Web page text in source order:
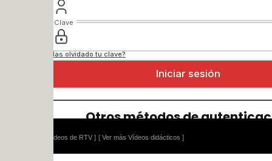
[ Ver más Vídeos didácticos ]